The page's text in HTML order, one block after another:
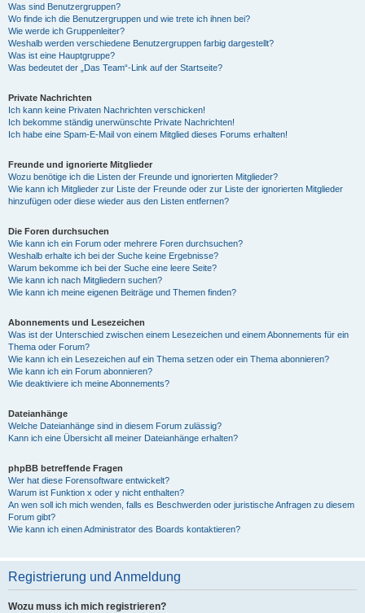
Was sind Benutzergruppen?
Wo finde ich die Benutzergruppen und wie trete ich ihnen bei?
Wie werde ich Gruppenleiter?
Weshalb werden verschiedene Benutzergruppen farbig dargestellt?
Was ist eine Hauptgruppe?
Was bedeutet der „Das Team“-Link auf der Startseite?
Private Nachrichten
Ich kann keine Privaten Nachrichten verschicken!
Ich bekomme ständig unerwünschte Private Nachrichten!
Ich habe eine Spam-E-Mail von einem Mitglied dieses Forums erhalten!
Freunde und ignorierte Mitglieder
Wozu benötige ich die Listen der Freunde und ignorierten Mitglieder?
Wie kann ich Mitglieder zur Liste der Freunde oder zur Liste der ignorierten Mitglieder
hinzufügen oder diese wieder aus den Listen entfernen?
Die Foren durchsuchen
Wie kann ich ein Forum oder mehrere Foren durchsuchen?
Weshalb erhalte ich bei der Suche keine Ergebnisse?
Warum bekomme ich bei der Suche eine leere Seite?
Wie kann ich nach Mitgliedern suchen?
Wie kann ich meine eigenen Beiträge und Themen finden?
Abonnements und Lesezeichen
Was ist der Unterschied zwischen einem Lesezeichen und einem Abonnements für ein
Thema oder Forum?
Wie kann ich ein Lesezeichen auf ein Thema setzen oder ein Thema abonnieren?
Wie kann ich ein Forum abonnieren?
Wie deaktiviere ich meine Abonnements?
Dateianhänge
Welche Dateianhänge sind in diesem Forum zulässig?
Kann ich eine Übersicht all meiner Dateianhänge erhalten?
phpBB betreffende Fragen
Wer hat diese Forensoftware entwickelt?
Warum ist Funktion x oder y nicht enthalten?
An wen soll ich mich wenden, falls es Beschwerden oder juristische Anfragen zu diesem
Forum gibt?
Wie kann ich einen Administrator des Boards kontaktieren?
Registrierung und Anmeldung
Wozu muss ich mich registrieren?